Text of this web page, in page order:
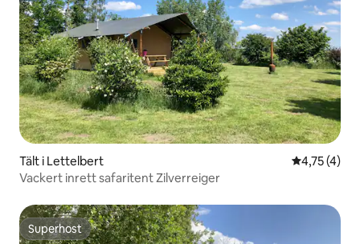
Tält i Lettelbert 4,75 av 5 i
4,75 (4)
Vackert inrett safaritent Zilverreiger
Superhost
Superhost